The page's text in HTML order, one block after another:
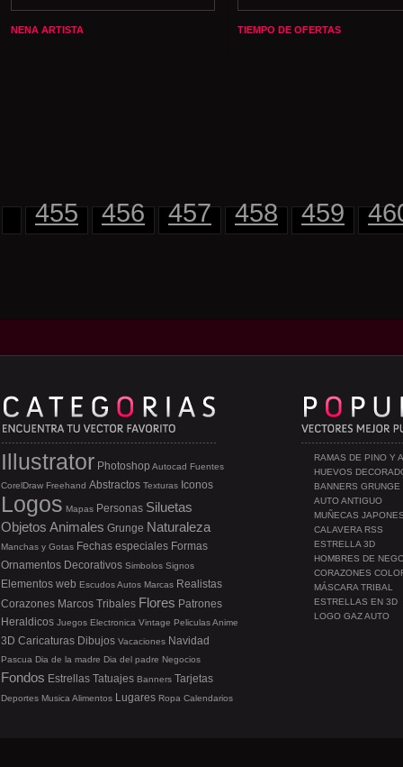
NENA ARTISTA TIEMPO DE OFERTAS
455 456 457 458 459
RAMAS DE PINO Y
HUEVOS
BANNERS GRUNGE
AUTO ANTIGUO
MUÑECAS
CALAVERA RSS
ESTRELLA 3D
HOMBRES DE
CORAZONES
MÁSCARA TRIBAL
ESTRELLAS EN 3D
LOGO GAZ AUTO
Illustrator Photoshop Autocad Fuentes
CorelDraw Freehand Abstractos Texturas Iconos
Logos Mapas Personas Siluetas
Objetos Animales Grunge Naturaleza
Manchas y Gotas Fechas especiales Formas
Ornamentos Decorativos Simbolos Signos
Elementos web EscudosAutos Marcas Realistas
Corazones Marcos Tribales Flores Patrones
Heraldicos Juegos Electronica Vintage PeliculasAnime
3D Caricaturas Dibujos Vacaciones Navidad
Pascua Dia de la madre Dia del padre Negocios
Fondos Estrellas Tatuajes Banners Tarjetas
Deportes Musica Alimentos Lugares Ropa Calendarios